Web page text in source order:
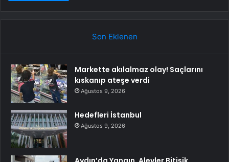
Son Eklenen
Markette akılalmaz olay! Saçlarını
kıskanıp ateşe verdi
Ağustos 9, 2026
Hedefleri İstanbul
Ağustos 9, 2026